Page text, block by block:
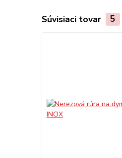
Súvisiaci tovar 5